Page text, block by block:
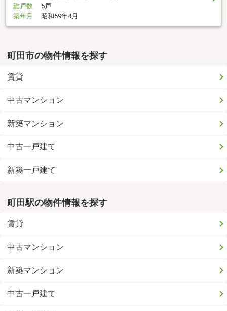
総戸数
5戸
築年月
昭和59年4月
町田市の物件情報を探す
賃貸
中古マンション
新築マンション
中古一戸建て
新築一戸建て
町田駅の物件情報を探す
賃貸
中古マンション
新築マンション
中古一戸建て